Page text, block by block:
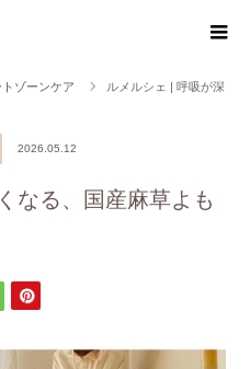
ゾーンケア
ルメルシェ | 呼吸が深
2026.05.12
なる、国産麻草よも